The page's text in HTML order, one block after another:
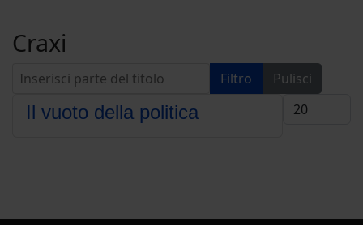
Craxi
Inserisci parte del titolo Filtro
Pulisci
Visualizza #
Il vuoto della politica